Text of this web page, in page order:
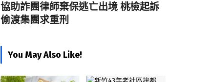
協助詐團律師棄保逃亡出境 桃檢起訴
偷渡集團求重刑
You May Also Like!